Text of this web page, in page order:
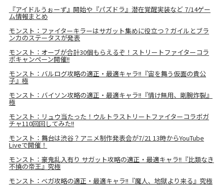
『アイドルうぉーず』開始や『パズドラ』潜在覚醒実装など 7/14ゲー
ム情報まとめ
モンスト：ファイターキラーはサガット集めに役立つ？ガイルとブラ
ンカのステータスが発表
モンスト：オーブが合計30個もらえるぞ！ストリートファイターコラ
ボキャンペーン開催!!
モンスト：バルログ攻略の適正・最適キャラ!!『宙を舞う仮面の貴公
子』極
モンスト：バイソン攻略の適正・最適キャラ!!『情け無用、剛腕炸裂』
極
モンスト：リュウ当たった！ウルトラストリートファイターコラボガ
チャ110回回してみた!!
モンスト：舞台は渋谷？アニメ制作発表会が7/21 13時からYouTube
Liveで開催！
モンスト：豪鬼乱入有り サガット攻略の適正・最適キャラ!!『比類なき
不撓の帝王』究極
モンスト：ベガ攻略の適正・最適キャラ!!『魔人、地獄より来る』究極